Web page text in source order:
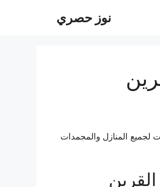
نوز حصري
لجميع المنازل والمجمدات